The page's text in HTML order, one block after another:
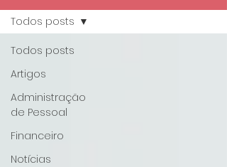
Todos posts
Artigos
Administração
de Pessoal
Financeiro
Notícias
Todos posts